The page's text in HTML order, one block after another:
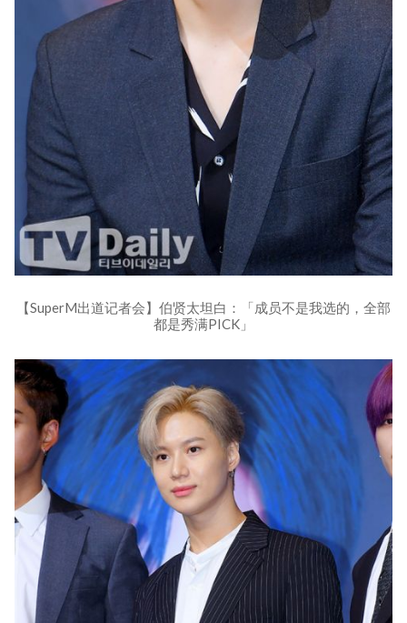
【SuperM出道记者会】伯贤太坦白：「成员不是我选的，全部
都是秀满PICK」